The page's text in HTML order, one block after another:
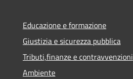
Educazione e formazione
Giustizia e sicurezza pubblica
Tributi,finanze e contravvenzioni
Ambiente